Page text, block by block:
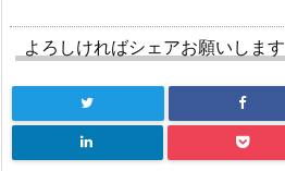
よろしければシェアお願いします